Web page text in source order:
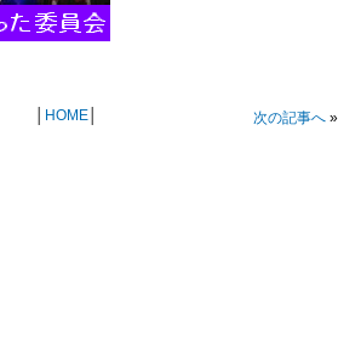
HOME│ 次の記事へ »